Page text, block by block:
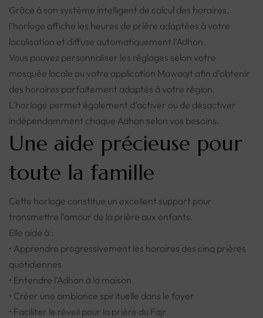
Grâce à son système intelligent de calcul des horaires,
l’horloge affiche les heures de prière adaptées à votre
localisation et diffuse automatiquement l’Adhan.
Vous pouvez personnaliser les réglages selon votre
mosquée locale ou votre application Mawaqit afin d’obtenir
des horaires parfaitement adaptés à votre région.
L’horloge permet également d’activer ou de désactiver
indépendamment chaque Adhan selon vos besoins.
Une aide précieuse pour
toute la famille
Cette horloge constitue un excellent support pour
transmettre l’amour de la prière aux enfants.
Elle aide à :
• Apprendre progressivement les horaires des cinq prières
quotidiennes
• Entendre l’Adhan à la maison
• Créer une ambiance spirituelle dans le foyer
• Faciliter le réveil pour la prière du Fajr